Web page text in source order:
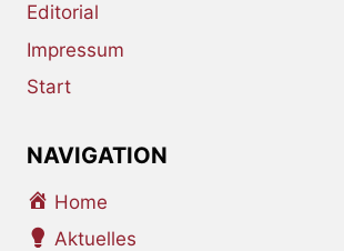
Editorial
Impressum
Start
NAVIGATION
Home
Aktuelles